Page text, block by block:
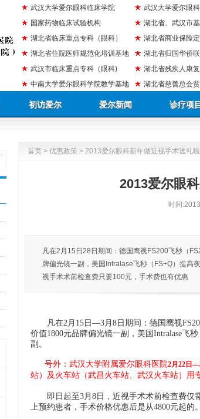
武汉大学爱尔眼科临床学院
国家药物临床试验机构
湖北省临床重点专科（眼科）
湖北省住院医师规范化培训基地
武汉市临床重点专科（眼科)
中南大学爱尔眼科学院教学基地
武汉大学爱尔眼
湖北省、武汉市
湖北省商业保险
湖北省归国华侨
湖北省残疾人康
湖北省慈善总会
初访爱尔 爱尔新闻 诊疗项
首页 > 优惠政策 > 2013爱尔眼科新年做近视手术送礼啦
2013爱尔眼
时间:
凡在2月15日28日期间：德国鹰视FS200飞秒（
牌偏光镜一副，美国Intralase飞秒（FS+Q）提高
视手术术前检查费只要100元，手术费也有优惠
凡在2月15日—3月8日期间：德国鹰视FS200
价值1800元品牌偏光镜一副，美国Intralase飞
副。
号外：武汉大学附属爱尔眼科医院2月22日
站）及火车站（武昌火车站、武汉火车站）用
即日起至3月8日，近视手术术前检查费仅需
上预约患者，手术价格优惠后是从4800元起的